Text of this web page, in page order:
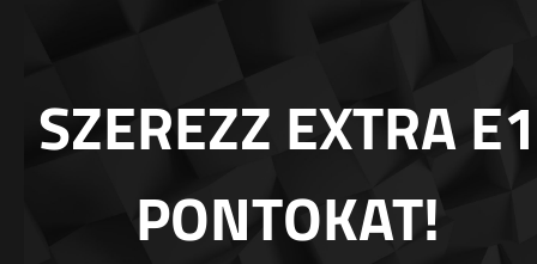
SZEREZZ EXTRA E1
PONTOKAT!